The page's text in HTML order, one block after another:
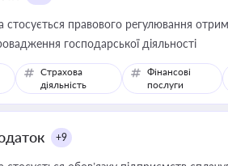
стосується правового регулювання
господарської діяльності
Страхова
діяльність
Фінансові
послуги
+9